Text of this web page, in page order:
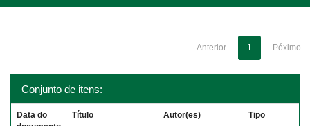
Anterior 1 Póximo
Conjunto de itens:
Data do
Título Autor(es) Tipo